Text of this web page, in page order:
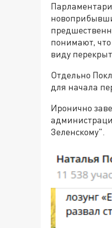
понимают,
виду
Отдельно
для начала
Иронично
Зеленскому".